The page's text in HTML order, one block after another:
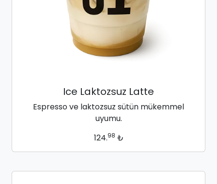
Ice Laktozsuz Latte
Espresso ve laktozsuz sütün mükemmel
uyumu.
124.98 ₺